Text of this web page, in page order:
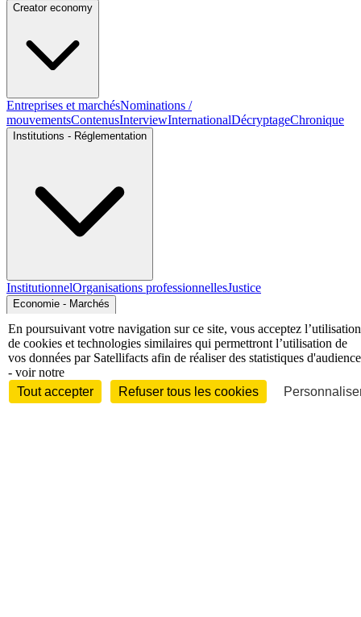
Creator economy
Entreprises et marchésNominations /
mouvementsContenusInterviewInternationalDécryptageChronique
Institutions - Réglementation
InstitutionnelOrganisations professionnellesJustice
Economie - Marchés
En poursuivant votre navigation sur ce site, vous acceptez l’utilisation
de cookies et technologies similaires qui permettront l’utilisation de
vos données par Satellifacts afin de réaliser des statistiques d'audience
- voir notre
Tout accepter
Refuser tous les cookies